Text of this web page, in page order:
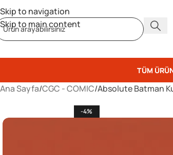
Skip to navigation
Skip to main content
TÜM
Ana Sayfa CGC - COMIC Absolute Batman
-4%